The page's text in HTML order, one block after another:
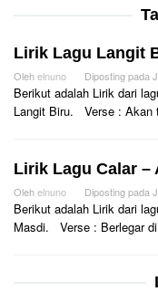
Lirik Lagu Langit
Olehelnuno Diposting pada
Berikut adalah Lirik dari
Langit Biru. Verse :
Lirik Lagu Calar –
Olehelnuno Diposting pada
Berikut adalah Lirik dari
Masdi. Verse : Berlegar